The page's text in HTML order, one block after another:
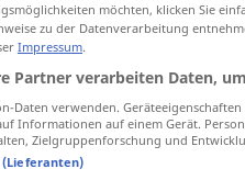
möchten, klicken Sie
zu der Datenverarbeitung
Impressum.
Partner verarbeiten Daten,
Daten verwenden.
Informationen auf einem Gerät.
Zielgruppenforschung und